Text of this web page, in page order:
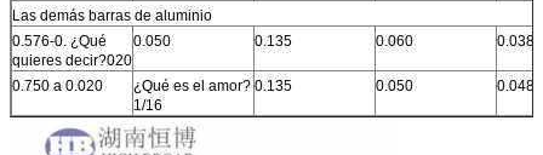
Las demás barras de aluminio
0.576-0. ¿Qué
quieres decir?020
0.050 0.135 0.060 0.038
0.750 a 0.020
¿Qué es el amor?
1/16
0.135 0.050 0.048